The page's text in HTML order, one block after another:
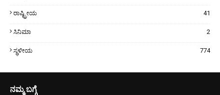
ರಾಷ್ಟ್ರೀಯ 41
ಸಿನಿಮಾ 2
ಸ್ಥಳೀಯ 774
ನಮ್ಮ ಬಗ್ಗೆ